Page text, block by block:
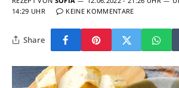
14:29 UHR
KEINE KOMMENTARE
Share